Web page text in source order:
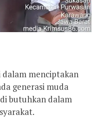
dalam menciptakan
generasi muda
butuhkan dalam